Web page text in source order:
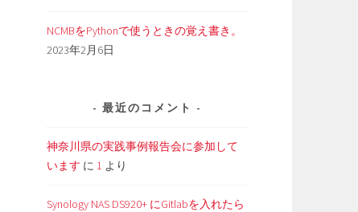
NCMBをPythonで使うときの覚え書き。
2023年2月6日
最近のコメント
神奈川県の実践事例報告会に参加して
います に 1 より
Synology NAS DS920+ にGitlabを入れたら